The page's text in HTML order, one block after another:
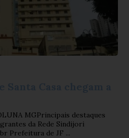
MGPrincipais destaques
da Rede Sindijori
Prefeitura de JF ...